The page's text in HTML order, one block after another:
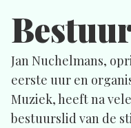
Jan Nuchelmans,
eerste uur en
Muziek, heeft na
bestuurslid van de